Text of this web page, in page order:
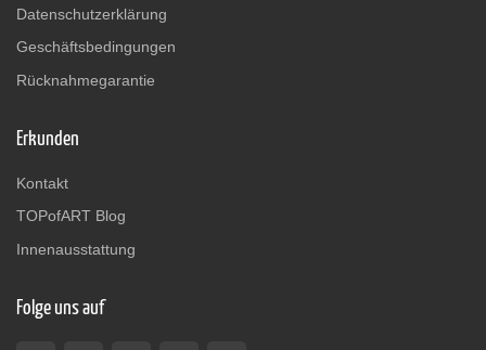
Datenschutzerklärung
Geschäftsbedingungen
Rücknahmegarantie
Erkunden
Kontakt
TOPofART Blog
Innenausstattung
Folge uns auf